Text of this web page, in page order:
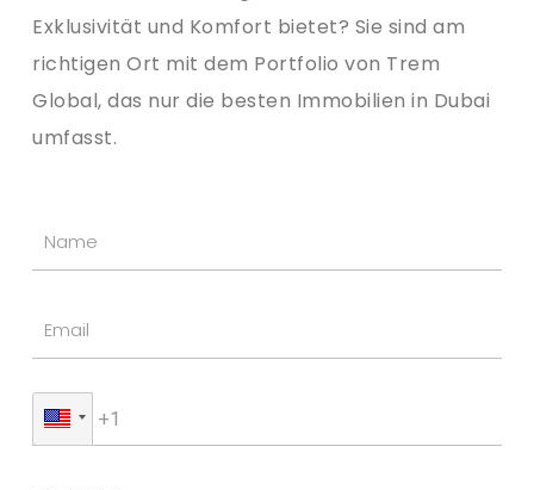
Exklusivität und Komfort bietet? Sie sind am
richtigen Ort mit dem Portfolio von Trem
Global, das nur die besten Immobilien in Dubai
umfasst.